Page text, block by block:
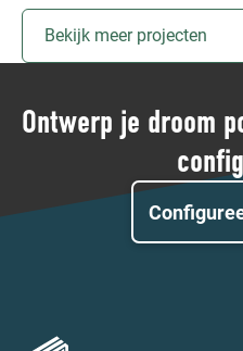
Bekijk meer projecten
Ontwerp je droom